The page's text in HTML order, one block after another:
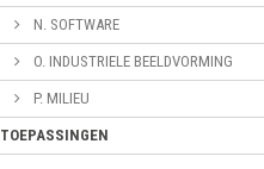
N. SOFTWARE
O. INDUSTRIELE BEELDVORMING
P. MILIEU
TOEPASSINGEN